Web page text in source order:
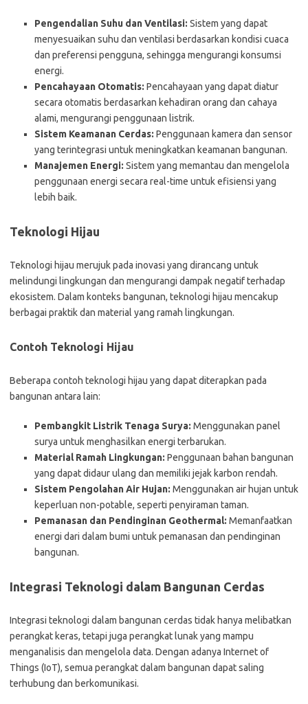
Pengendalian Suhu dan Ventilasi: Sistem yang dapat
menyesuaikan suhu dan ventilasi berdasarkan kondisi cuaca
dan preferensi pengguna, sehingga mengurangi konsumsi
energi.
Pencahayaan Otomatis: Pencahayaan yang dapat diatur
secara otomatis berdasarkan kehadiran orang dan cahaya
alami, mengurangi penggunaan listrik.
Sistem Keamanan Cerdas: Penggunaan kamera dan sensor
yang terintegrasi untuk meningkatkan keamanan bangunan.
Manajemen Energi: Sistem yang memantau dan mengelola
penggunaan energi secara real-time untuk efisiensi yang
lebih baik.
Teknologi Hijau
Teknologi hijau merujuk pada inovasi yang dirancang untuk
melindungi lingkungan dan mengurangi dampak negatif terhadap
ekosistem. Dalam konteks bangunan, teknologi hijau mencakup
berbagai praktik dan material yang ramah lingkungan.
Contoh Teknologi Hijau
Beberapa contoh teknologi hijau yang dapat diterapkan pada
bangunan antara lain:
Pembangkit Listrik Tenaga Surya: Menggunakan panel
surya untuk menghasilkan energi terbarukan.
Material Ramah Lingkungan: Penggunaan bahan bangunan
yang dapat didaur ulang dan memiliki jejak karbon rendah.
Sistem Pengolahan Air Hujan: Menggunakan air hujan untuk
keperluan non-potable, seperti penyiraman taman.
Pemanasan dan Pendinginan Geothermal: Memanfaatkan
energi dari dalam bumi untuk pemanasan dan pendinginan
bangunan.
Integrasi Teknologi dalam Bangunan Cerdas
Integrasi teknologi dalam bangunan cerdas tidak hanya melibatkan
perangkat keras, tetapi juga perangkat lunak yang mampu
menganalisis dan mengelola data. Dengan adanya Internet of
Things (IoT), semua perangkat dalam bangunan dapat saling
terhubung dan berkomunikasi.